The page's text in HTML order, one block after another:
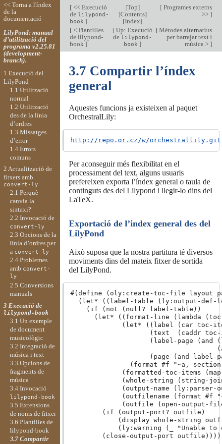
[<< Execució
de lilypond-
book ]
[Top]
[Contents]
[Index]
[Programes externs
>> ]
[< Plantilles
de lilypond-
book ]
[Up: Execució
de lilypond-
book ]
[Mètodes alternatius
per barrejar text i
música > ]
3.7 Compartir l’índex
general
Aquestes funcions ja existeixen al paquet
OrchestralLily:
http://repo.or.cz/w/orchestrallily.git
Per aconseguir més flexibilitat en el
processament del text, alguns usuaris
prefereixen exporta l’índex general o taula de
continguts des del Lilypond i llegir-lo dins del
LaTeX.
Exportació de l’index general des del
LilyPond
Això suposa que la nostra partitura té diversos
moviments dins del mateix fitxer de sortida
del LilyPond.
#(define (oly:create-toc-file layout
(let* ((label-table (ly:output-def-
    (if (not (null? label-table))
(let* ((format-line (lambda
(let* ((label (car toc-
(text  (caddr
(label-page (and
(page (and label-
(format #f "~a,
(formatted-toc-items
(whole-string (string-
(output-name (ly:parser-
(outfilename (format #f
(outfile (open-output-
        (if (output-port? outfile)
(display whole-string
(ly:warning (_ "Unable to
(close-output-port
<< Torna a l'índex
de la
documentació
LilyPond: manual
d’utilització del
programa v2.25.81
(development-
branch).
1 Execució del
LilyPond
1.1 Utilització
normal
1.2 Utilització
des de la línia
d’ordres
1.3 Missatges
d’error
1.4 Errors
comuns
2 Actualització de
fitxers amb
convert-ly
2.1 Perquè
canvia la
sintaxi?
2.2 Invocació de
convert-ly
2.3 Opcions de la
línia d’ordres per
a convert-ly
2.4 Problemes
amb convert-
ly
2.5 Conversions
manuals
3 Execució de
lilypond-book
3.1 Un exemple
de document
musicològic
3.2 Integració de
música i text
3.3 Opcions de
fragments de
música
3.4 Invocació
lilypond-book
3.5 Extensions
de noms de fitxer
3.6 Plantilles de
lilypond-book
3.7 Compartir